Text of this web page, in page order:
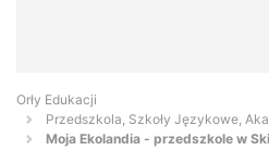
Orły Edukacji
Przedszkola, Szkoły Językowe,
Moja Ekolandia - przedszkole w